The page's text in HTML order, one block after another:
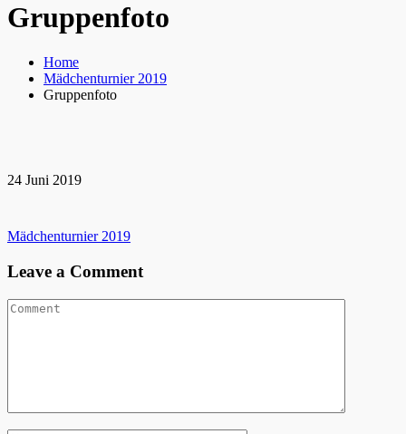
Gruppenfoto
Home
Mädchenturnier 2019
Gruppenfoto
24 Juni 2019
Beitragsnavigation
Mädchenturnier 2019
Leave a Comment